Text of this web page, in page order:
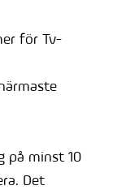
för Tv-
på minst 10
Det